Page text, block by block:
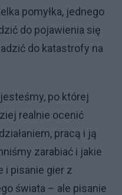
pomyłka, jednego
do pojawienia się
do katastrofy na
po której
realnie ocenić
pracą i ją
zarabiać i jakie
i pisanie gier z
świata – ale pisanie